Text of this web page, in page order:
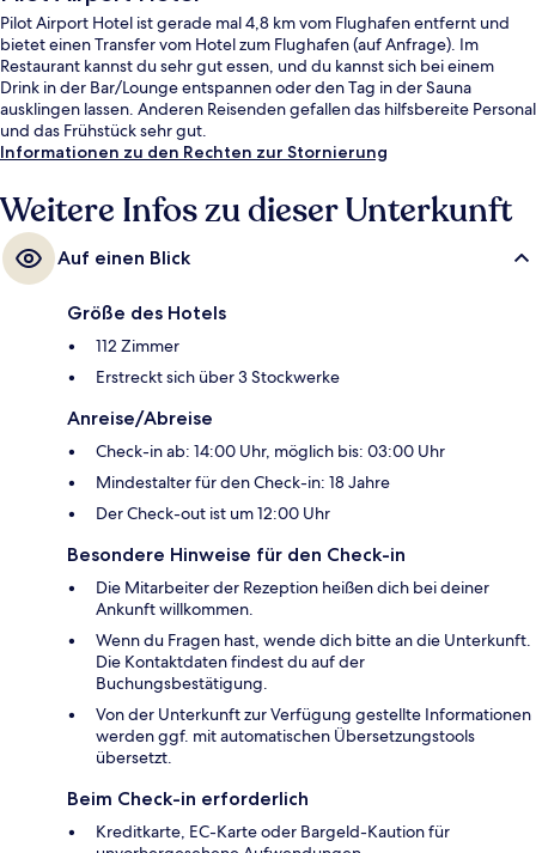
Pilot Airport Hotel ist gerade mal 4,8 km vom Flughafen entfernt und
bietet einen Transfer vom Hotel zum Flughafen (auf Anfrage). Im
Restaurant kannst du sehr gut essen, und du kannst sich bei einem
Drink in der Bar/Lounge entspannen oder den Tag in der Sauna
ausklingen lassen. Anderen Reisenden gefallen das hilfsbereite Personal
und das Frühstück sehr gut.
Informationen zu den Rechten zur Stornierung
Weitere Infos zu dieser Unterkunft
Auf einen Blick
Größe des Hotels
112 Zimmer
Erstreckt sich über 3 Stockwerke
Anreise/Abreise
Check-in ab: 14:00 Uhr, möglich bis: 03:00 Uhr
Mindestalter für den Check-in: 18 Jahre
Der Check-out ist um 12:00 Uhr
Besondere Hinweise für den Check-in
Die Mitarbeiter der Rezeption heißen dich bei deiner
Ankunft willkommen.
Wenn du Fragen hast, wende dich bitte an die Unterkunft.
Die Kontaktdaten findest du auf der
Buchungsbestätigung.
Von der Unterkunft zur Verfügung gestellte Informationen
werden ggf. mit automatischen Übersetzungstools
übersetzt.
Beim Check-in erforderlich
Kreditkarte, EC-Karte oder Bargeld-Kaution für